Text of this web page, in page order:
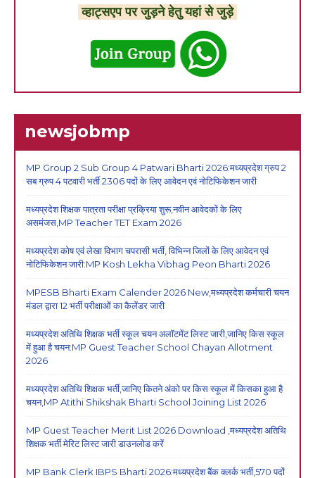
व्हाट्सएप पर जुड़ने हेतु यहां से जुड़े
newsjobmp
MP Group 2 Sub Group 4 Patwari Bharti 2026:मध्यप्रदेश ग्रुप 2
सब ग्रुप 4 पटवारी भर्ती 2306 पदों के लिए आवेदन एवं नोटिफिकेशन जारी
मध्यप्रदेश शिक्षक पात्रता परीक्षा प्रक्रिया शुरू,नवीन आवेदकों के लिए
असमंजस,MP Teacher TET Exam 2026
मध्यप्रदेश कोष एवं लेखा विभाग चपरासी भर्ती, विभिन्न जिलों के लिए आवेदन एवं
नोटिफिकेशन जारी:MP Kosh Lekha Vibhag Peon Bharti 2026
MPESB Bharti Exam Calender 2026 New,मध्यप्रदेश कर्मचारी चयन
मंडल द्वारा 12 भर्ती परीक्षाओं का कैलेंडर जारी
मध्यप्रदेश अतिथि शिक्षक भर्ती स्कूल चयन अलॉटमेंट लिस्ट जारी,जानिए किस स्कूल
में हुआ है चयन:MP Guest Teacher School Chayan Allotment
2026
मध्यप्रदेश अतिथि शिक्षक भर्ती,जानिए कितने अंको पर किस स्कूल में किसका हुआ है
चयन,MP Atithi Shikshak Bharti School Joining List 2026
MP Guest Teacher Merit List 2026 Download ,मध्यप्रदेश अतिथि
शिक्षक भर्ती मेरिट लिस्ट जारी डाउनलोड करें
MP Bank Clerk IBPS Bharti 2026:मध्यप्रदेश बैंक क्लर्क भर्ती,570 पदों